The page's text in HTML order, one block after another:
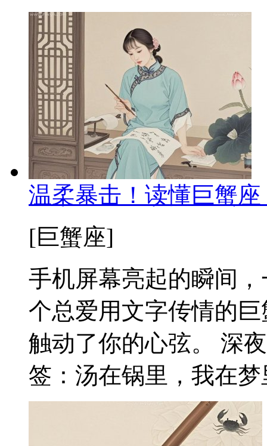
温柔暴击！读懂巨蟹
[巨蟹座]
手机屏幕亮起的瞬间
个总爱用文字传情的
触动了你的心弦。 深
签：汤在锅里，我在